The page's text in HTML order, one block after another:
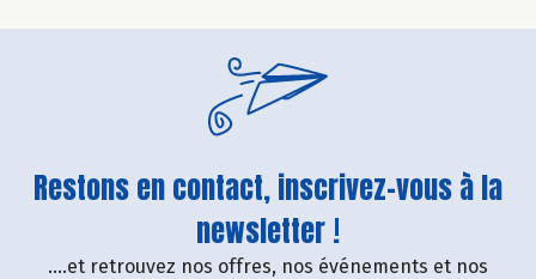
Restons en contact, inscrivez-vous à la
newsletter !
....et retrouvez nos offres, nos événements et nos